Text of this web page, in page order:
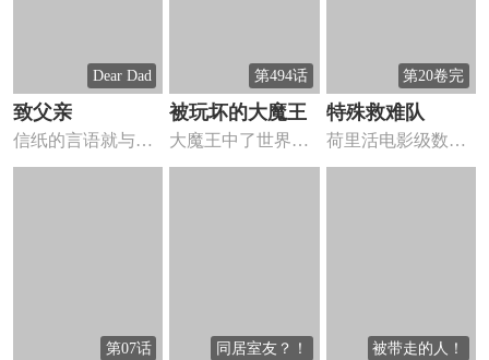
Dear Dad
致父亲
信纸的言语就与同
代表着一个人的心.
第494话
被玩坏的大魔王
大魔王中了世界上
最恶毒的法术后变
第20卷完
特殊救难队
荷里活电影级数的
救援漫画！赌上自
第07话 同居室友？！ 被带走的人！